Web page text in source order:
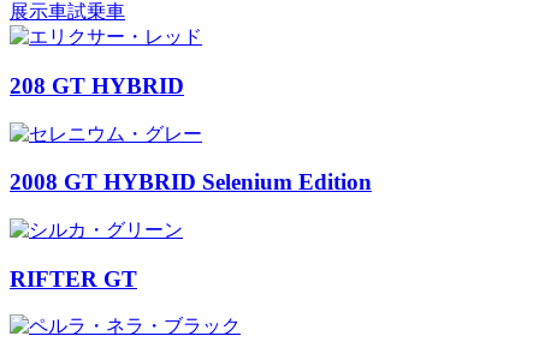
展示車試乗車
208 GT HYBRID
2008 GT HYBRID Selenium Edition
RIFTER GT